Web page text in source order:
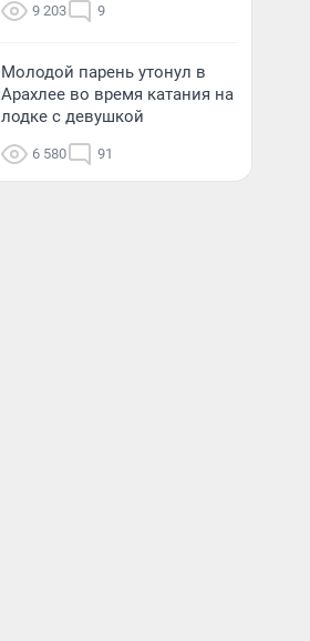
9 203 9
Молодой парень утонул в
Арахлее во время катания на
лодке с девушкой
6 580 91